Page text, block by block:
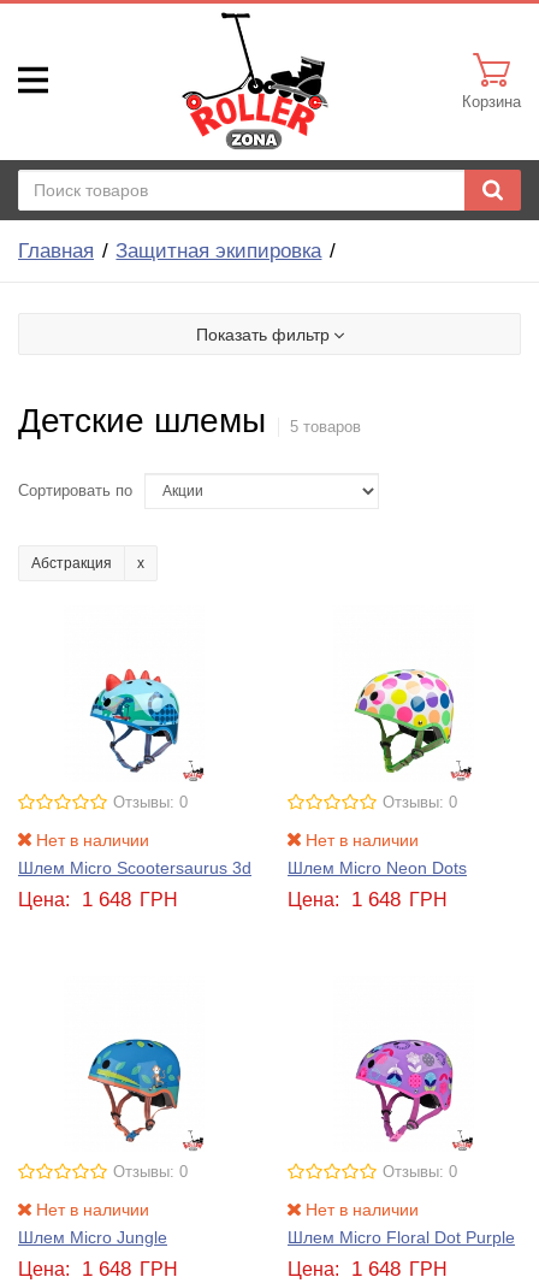
Корзина
Главная Защитная экипировка
Показать фильтр
Детские шлемы 5 товаров
Сортировать по
Абстракция
Отзывы: 0
Нет в наличии
Шлем Micro Scootersaurus 3d
Цена: 1 648 ГРН
Отзывы: 0
Нет в наличии
Шлем Micro Neon Dots
Цена: 1 648 ГРН
Отзывы: 0
Нет в наличии
Шлем Micro Jungle
Цена: 1 648 ГРН
Отзывы: 0
Нет в наличии
Шлем Micro Floral Dot Purple
Цена: 1 648 ГРН